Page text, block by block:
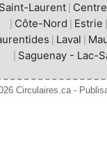
Laurent
Côte-Nord Estrie
Laval
Saguenay - Lac-
Circulaires.ca -